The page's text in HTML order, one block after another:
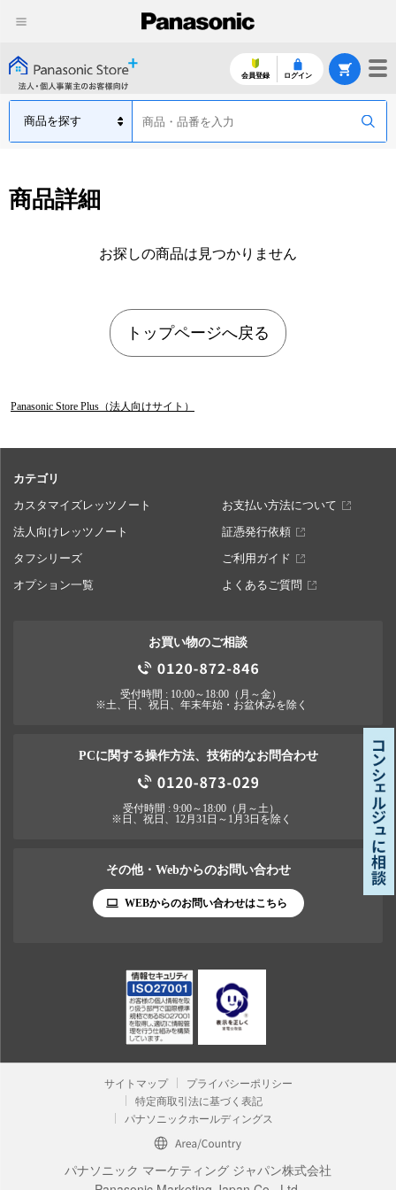
会員登録 ログイン
商品詳細
お探しの商品は見つかりません
トップページへ戻る
Panasonic Store Plus（法人向けサイト）
カテゴリ
カスタマイズレッツノート
お支払い方法について
法人向けレッツノート
証憑発行依頼
タフシリーズ
ご利用ガイド
オプション一覧
よくあるご質問
お買い物のご相談
受付時間 : 10:00～18:00（月～金）
※土、日、祝日、年末年始・お盆休みを除く
PCに関する操作方法、技術的なお問合わせ
受付時間 : 9:00～18:00（月～土）
※日、祝日、12月31日～1月3日を除く
その他・Webからのお問い合わせ
WEBからのお問い合わせはこちら
サイトマップ
プライバシーポリシー
特定商取引法に基づく表記
パナソニックホールディングス
パナソニック マーケティング ジャパン株式会社